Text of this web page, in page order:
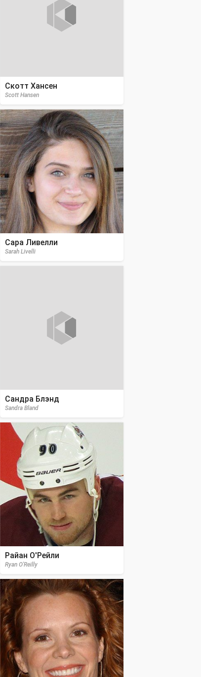
Скотт Хансен
Scott Hansen
Сара Ливелли
Sarah Livelli
Сандра Блэнд
Sandra Bland
Райан О'Рейли
Ryan O'Reilly